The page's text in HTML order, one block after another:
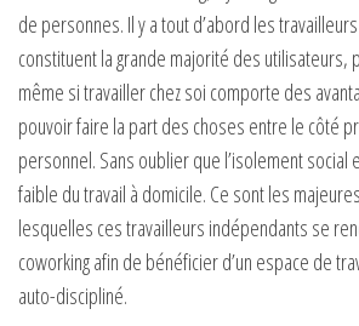
de personnes. Il y a tout d’abord les
constituent la grande majorité des utilisateurs,
même si travailler chez soi comporte des
pouvoir faire la part des choses entre le côté
personnel. Sans oublier que l’isolement social
faible du travail à domicile. Ce sont les
lesquelles ces travailleurs indépendants se
coworking afin de bénéficier d’un espace de
auto-discipliné.